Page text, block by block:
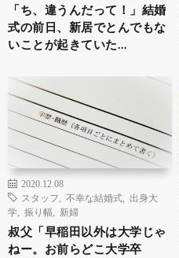
「ち、違うんだって！」結婚
式の前日、新居でとんでもな
いことが起きていた…
2020.12.08
スタッフ
不幸な結婚式
出身大
学
振り幅 新婦
叔父「早稲田以外は大学じゃ
ねー。お前らどこ大学卒